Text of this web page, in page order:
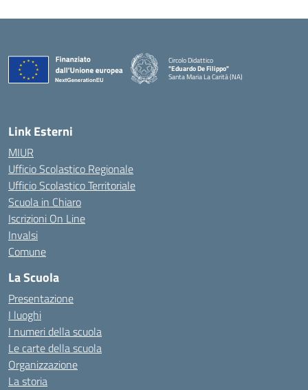
Circolo Didattico
"Eduardo De Filippo"
Santa Maria La Carità (NA)
Link Esterni
MIUR
Ufficio Scolastico Regionale
Ufficio Scolastico Territoriale
Scuola in Chiaro
Iscrizioni On Line
Invalsi
Comune
La Scuola
Presentazione
I luoghi
I numeri della scuola
Le carte della scuola
Organizzazione
La storia